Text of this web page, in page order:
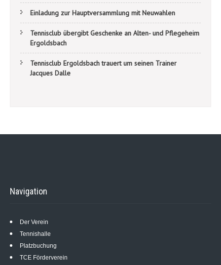
Einladung zur Hauptversammlung mit Neuwahlen
Tennisclub übergibt Geschenke an Alten- und Pflegeheim
Ergoldsbach
Tennisclub Ergoldsbach trauert um seinen Trainer
Jacques Dalle
Navigation
Der Verein
Tennishalle
Platzbuchung
TCE Förderverein